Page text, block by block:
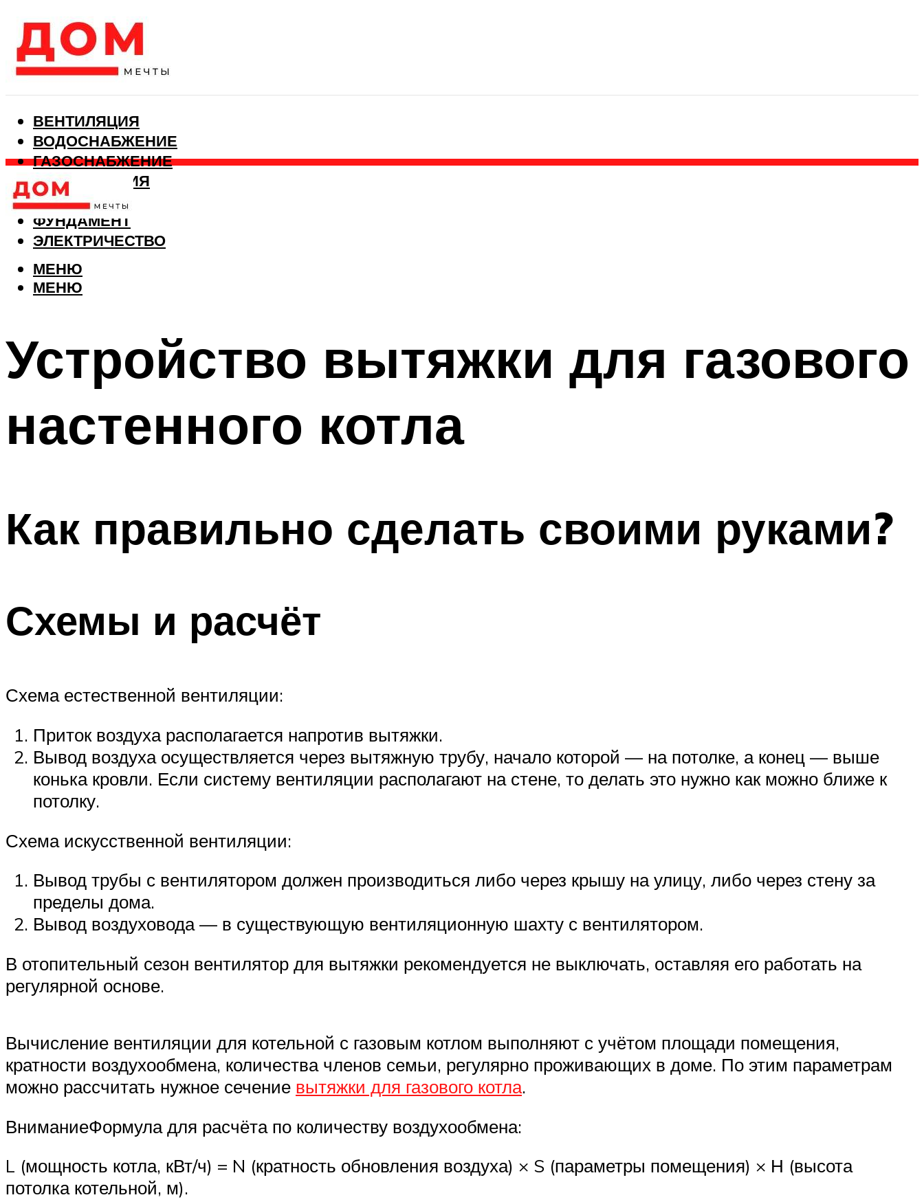
ВЕНТИЛЯЦИЯ
ВОДОСНАБЖЕНИЕ
ГАЗОСНАБЖЕНИЕ
КАНАЛИЗАЦИЯ
ОТОПЛЕНИЕ
ФУНДАМЕНТ
ЭЛЕКТРИЧЕСТВО
МЕНЮ
МЕНЮ
Устройство вытяжки для газового
настенного котла
Как правильно сделать своими руками?
Схемы и расчёт
Схема естественной вентиляции:
Приток воздуха располагается напротив вытяжки.
Вывод воздуха осуществляется через вытяжную трубу, начало которой — на потолке, а конец — выше
конька кровли. Если систему вентиляции располагают на стене, то делать это нужно как можно ближе к
потолку.
Схема искусственной вентиляции:
Вывод трубы с вентилятором должен производиться либо через крышу на улицу, либо через стену за
пределы дома.
Вывод воздуховода — в существующую вентиляционную шахту с вентилятором.
В отопительный сезон вентилятор для вытяжки рекомендуется не выключать, оставляя его работать на
регулярной основе.
Вычисление вентиляции для котельной с газовым котлом выполняют с учётом площади помещения,
кратности воздухообмена, количества членов семьи, регулярно проживающих в доме. По этим параметрам
можно рассчитать нужное сечение вытяжки для газового котла.
ВниманиеФормула для расчёта по количеству воздухообмена:
L (мощность котла, кВт/ч) = N (кратность обновления воздуха) × S (параметры помещения) × Н (высота
потолка котельной, м).